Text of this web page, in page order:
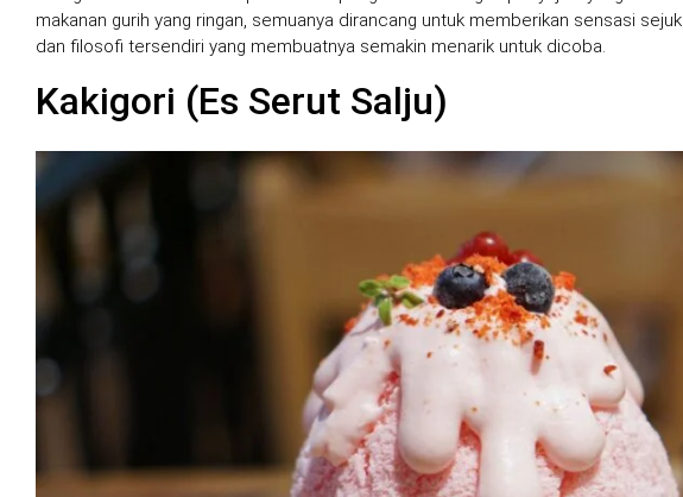
makanan gurih yang ringan, semuanya dirancang untuk memberikan sensasi
dan filosofi tersendiri yang membuatnya semakin menarik untuk dicoba.
Kakigori (Es Serut Salju)